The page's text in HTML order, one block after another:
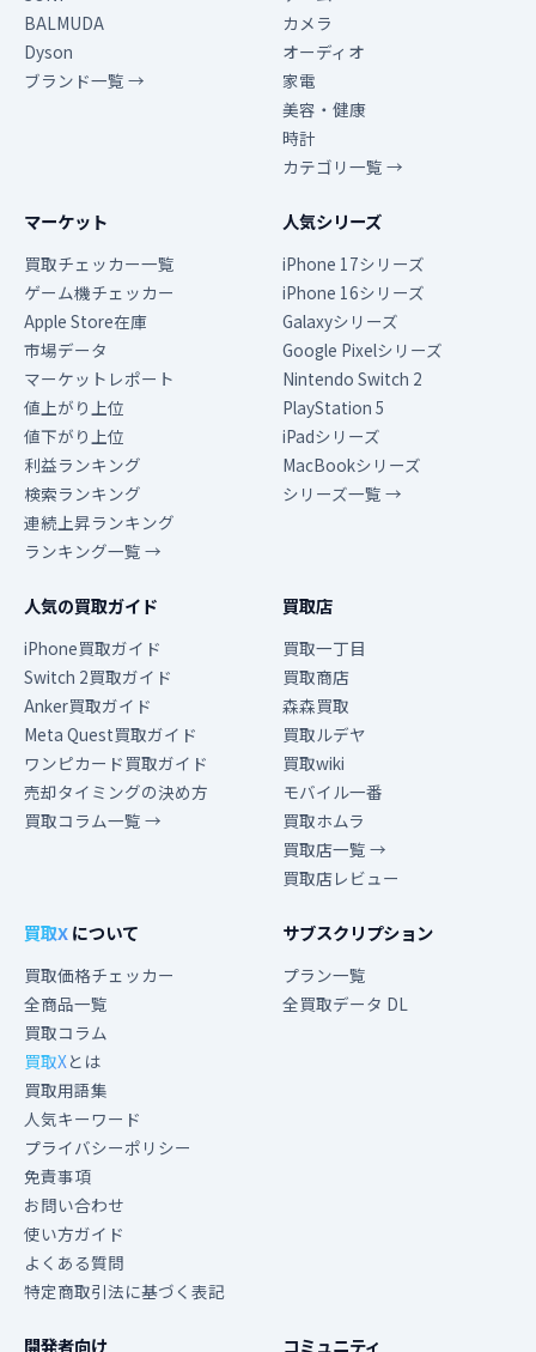
BALMUDA
Dyson
ブランド一覧 →
カメラ
オーディオ
家電
美容・健康
時計
カテゴリ一覧 →
マーケット
買取チェッカー一覧
ゲーム機チェッカー
Apple Store在庫
市場データ
マーケットレポート
値上がり上位
値下がり上位
利益ランキング
検索ランキング
連続上昇ランキング
ランキング一覧 →
人気シリーズ
iPhone 17シリーズ
iPhone 16シリーズ
Galaxyシリーズ
Google Pixelシリーズ
Nintendo Switch 2
PlayStation 5
iPadシリーズ
MacBookシリーズ
シリーズ一覧 →
人気の買取ガイド
iPhone買取ガイド
Switch 2買取ガイド
Anker買取ガイド
Meta Quest買取ガイド
ワンピカード買取ガイド
売却タイミングの決め方
買取コラム一覧 →
買取店
買取一丁目
買取商店
森森買取
買取ルデヤ
買取wiki
モバイル一番
買取ホムラ
買取店一覧 →
買取店レビュー
買取Xについて
買取価格チェッカー
全商品一覧
買取コラム
買取Xとは
買取用語集
人気キーワード
プライバシーポリシー
免責事項
お問い合わせ
使い方ガイド
よくある質問
特定商取引法に基づく表記
サブスクリプション
プラン一覧
全買取データ DL
開発者向け コミュニティ